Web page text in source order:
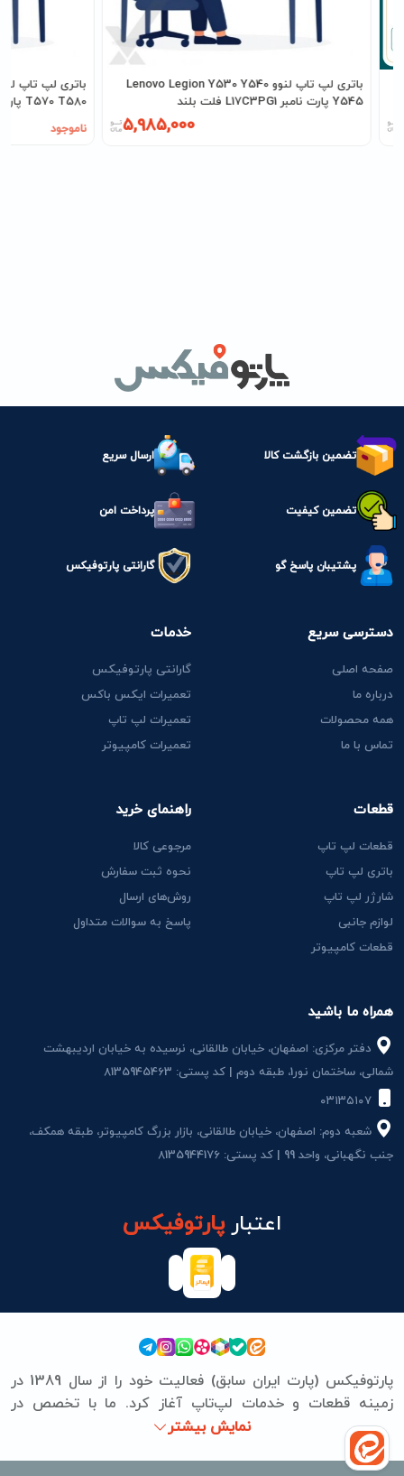
باتری لپ تاپ لنوو Lenovo Legion Y530 Y540
Y545 پارت نامبر L17C3PG1 فلت بلند
5,985,000
T570 T580 پارت نامبر 01AV424
ناموجود
تضمین بازگشت کالا ارسال سریع
تضمین کیفیت پرداخت امن
پشتیبان پاسخ گو گارانتی پارتوفیکس
همراه ما باشید
دفتر مرکزی: اصفهان، خیابان طالقانی، نرسیده به خیابان اردیبهشت
شمالی، ساختمان نور1، طبقه دوم | کد پستی: 8135945463
شعبه دوم: اصفهان، خیابان طالقانی، بازار بزرگ کامپیوتر، طبقه همکف،
جنب نگهبانی، واحد 99 | کد پستی: 8135944176
دسترسی سریع
صفحه اصلی
درباره ما
همه محصولات
تماس با ما
قطعات
قطعات لپ تاپ
باتری لپ تاپ
شارژر لپ تاپ
لوازم جانبی
قطعات کامپیوتر
خدمات
گارانتی پارتوفیکس
تعمیرات ایکس باکس
تعمیرات لپ تاپ
تعمیرات کامپیوتر
راهنمای خرید
مرجوعی کالا
نحوه ثبت سفارش
روش‌های ارسال
پاسخ به سوالات متداول
اعتبارپارتوفیکس
پارتوفیکس (پارت ایران سابق) فعالیت خود را از سال 1389 در
زمینه قطعات و خدمات لپ‌تاپ آغاز کرد. ما با تخصص در
مشتریان را به‌صورت حرفه‌ای انجام می‌دهیم. از تامین قطعات
نمایش بیشتر